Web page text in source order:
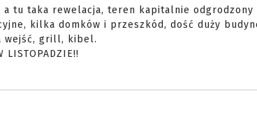
tu taka rewelacja, teren kapitalnie odgrodzony
kilka domków i przeszkód, dość duży
wejść, grill, kibel.